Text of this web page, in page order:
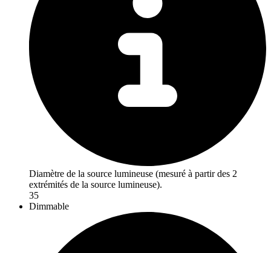
Diamètre de la source lumineuse (mesuré à partir des 2
extrémités de la source lumineuse).
35
Dimmable